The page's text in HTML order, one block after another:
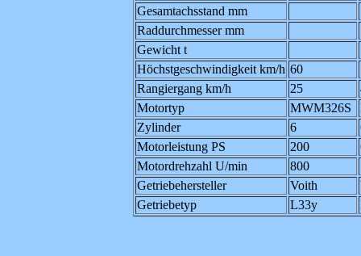
Gesamtachsstand mm
Raddurchmesser mm
Gewicht t
Höchstgeschwindigkeit km/h 60
Rangiergang km/h
25
Motortyp
MWM326S
Zylinder
6
Motorleistung PS
200
Motordrehzahl U/min
800
Getriebehersteller
Voith
Getriebetyp
L33y